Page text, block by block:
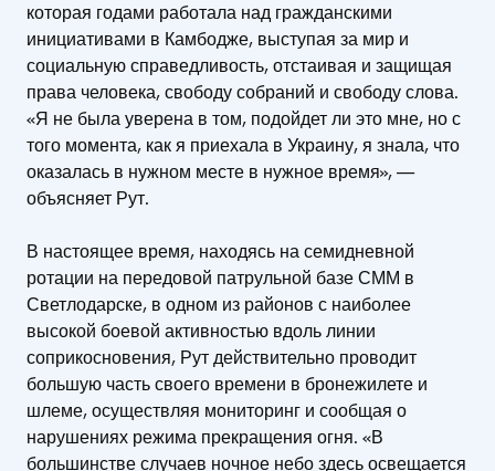
которая годами работала над гражданскими
инициативами в Камбодже, выступая за мир и
социальную справедливость, отстаивая и защищая
права человека, свободу собраний и свободу слова.
«Я не была уверена в том, подойдет ли это мне, но с
того момента, как я приехала в Украину, я знала, что
оказалась в нужном месте в нужное время», —
объясняет Рут.
В настоящее время, находясь на семидневной
ротации на передовой патрульной базе СММ в
Светлодарске, в одном из районов с наиболее
высокой боевой активностью вдоль линии
соприкосновения, Рут действительно проводит
большую часть своего времени в бронежилете и
шлеме, осуществляя мониторинг и сообщая о
нарушениях режима прекращения огня. «В
большинстве случаев ночное небо здесь освещается